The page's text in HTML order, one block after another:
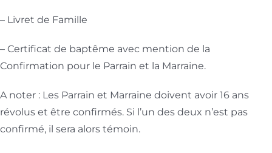
– Livret de Famille
– Certificat de baptême avec mention de la
Confirmation pour le Parrain et la Marraine.
A noter : Les Parrain et Marraine doivent avoir 16 ans
révolus et être confirmés. Si l’un des deux n’est pas
confirmé, il sera alors témoin.